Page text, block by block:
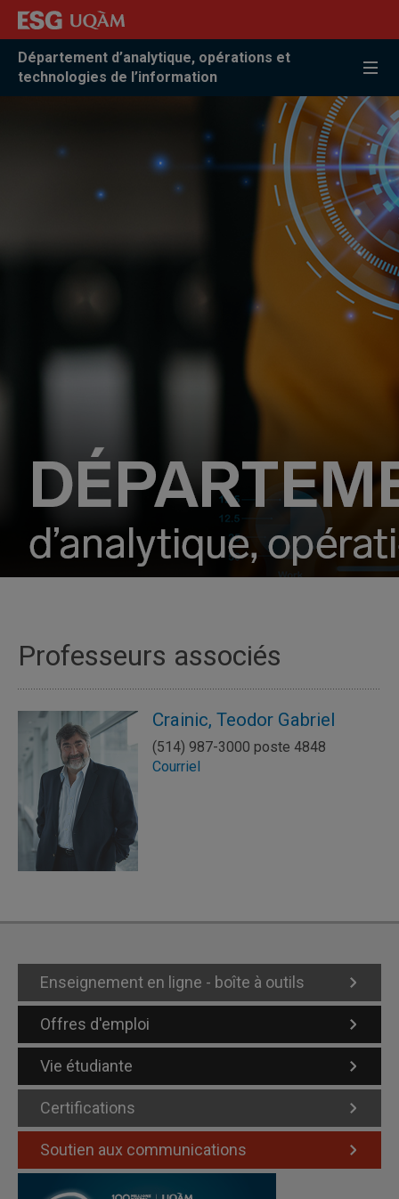
Accéder
recherche
Accéder
menu
pricipal
Accéder
zone
centrale
Département d’analytique, opérations et
technologies de l’information
Professeurs associés
Crainic, Teodor Gabriel
(514) 987-3000 poste 4848
Courriel
Enseignement en ligne - boîte à outils
Offres d'emploi
Vie étudiante
Certifications
Soutien aux communications